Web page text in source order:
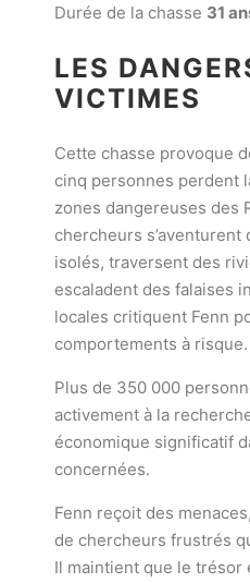
Durée de la chasse 31
LES
VICTIMES
Cette chasse provoque
cinq personnes perdent
zones dangereuses des
chercheurs s’aventurent
isolés, traversent des
escaladent des falaises
locales critiquent Fenn
comportements à risque.
Plus de 350 000
activement à la
économique significatif
concernées.
Fenn reçoit des
de chercheurs frustrés
Il maintient que le